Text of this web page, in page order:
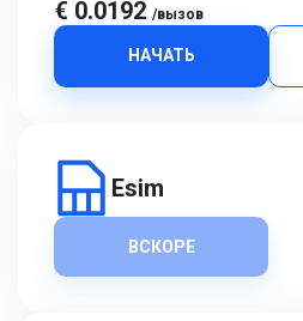
€ 0.0192 /вызов
НАЧАТЬ
Esim
ВСКОРЕ